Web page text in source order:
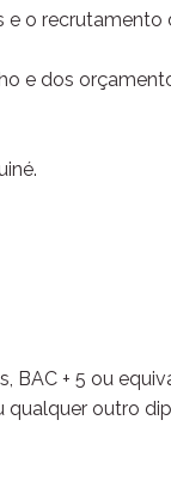
o recrutamento
e dos
+ 5 ou
outro